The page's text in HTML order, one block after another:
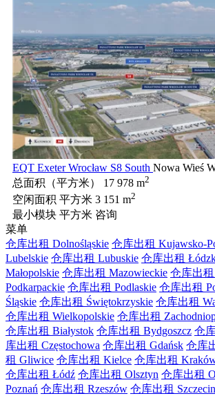
EQT Exeter Wrocław S8 South Nowa Wieś
总面积（平方米）
17 978 m2
空闲面积 平方米 3 151 m2
最小模块 平方米 咨询
菜单
仓库出租 Dolnośląskie 仓库出租 Kujawsko-
Lubelskie 仓库出租 Lubuskie 仓库出租
Małopolskie 仓库出租 Mazowieckie 仓库出
Podkarpackie 仓库出租 Podlaskie 仓库出租
Śląskie 仓库出租 Świętokrzyskie 仓库出租
仓库出租 Wielkopolskie 仓库出租
仓库出租 Białystok 仓库出租 Bydgoszcz 仓
库出租 Częstochowa 仓库出租 Gdańsk 仓库
租 Gliwice 仓库出租 Kielce 仓库出租
仓库出租 Łódź 仓库出租 Olsztyn 仓库出租
Poznań 仓库出租 Rzeszów 仓库出租 Szczecin